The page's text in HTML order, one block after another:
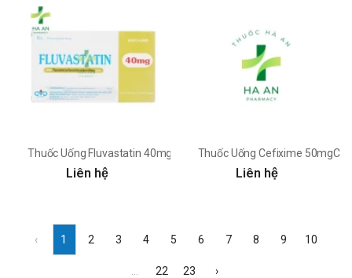
Thuốc Uống Fluvastatin 40mgCông ty CPDP Minh Dân
Liên hệ
Thuốc Uống Cefixime
Liên hệ
‹ 1 2 3 4 5 6 7 8 9 10
22 23 ›